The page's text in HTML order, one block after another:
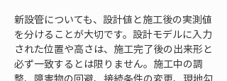
新設管についても、設計値と施工後の実測値
を分けることが大切です。設計モデルに入力
された位置や高さは、施工完了後の出来形と
必ず一致するとは限りません。施工中の調
整、障害物の回避、接続条件の変更、現地勾